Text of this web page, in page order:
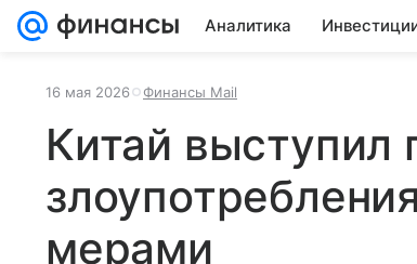
Аналитика
16 мая 2026 Финансы Mail
Китай выступил
мерами